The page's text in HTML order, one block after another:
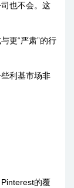
也不会。这
更“严肃”的行
利基市场非
的覆